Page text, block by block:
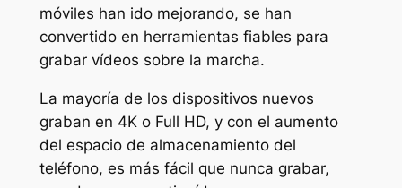
móviles han ido mejorando, se han
convertido en herramientas fiables para
grabar vídeos sobre la marcha.
La mayoría de los dispositivos nuevos
graban en 4K o Full HD, y con el aumento
del espacio de almacenamiento del
teléfono, es más fácil que nunca grabar,